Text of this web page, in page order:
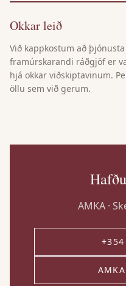
Okkar leið
Við kappkostum að
framúrskarandi ráðgjöf er
hjá okkar viðskiptavinum.
öllu sem við gerum.
AMKA ·